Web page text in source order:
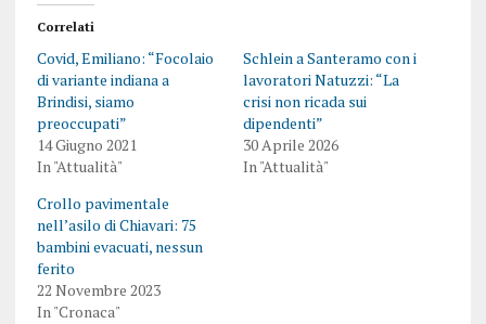
Correlati
Covid, Emiliano: “Focolaio
di variante indiana a
Brindisi, siamo
preoccupati”
14 Giugno 2021
In "Attualità"
Schlein a Santeramo con i
lavoratori Natuzzi: “La
crisi non ricada sui
dipendenti”
30 Aprile 2026
In "Attualità"
Crollo pavimentale
nell’asilo di Chiavari: 75
bambini evacuati, nessun
ferito
22 Novembre 2023
In "Cronaca"